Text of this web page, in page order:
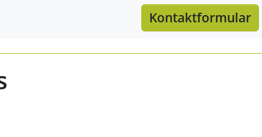
Kontaktformular